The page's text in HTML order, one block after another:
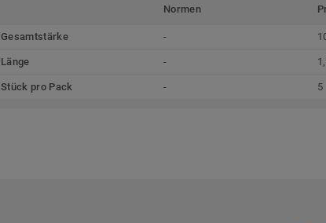
Normen
Gesamtstärke -
Länge -
Stück pro Pack - 5